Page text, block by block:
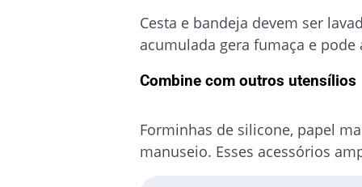
Cesta e bandeja devem ser
acumulada gera fumaça e
Combine com outros utensílios
Forminhas de silicone, papel
manuseio. Esses acessórios